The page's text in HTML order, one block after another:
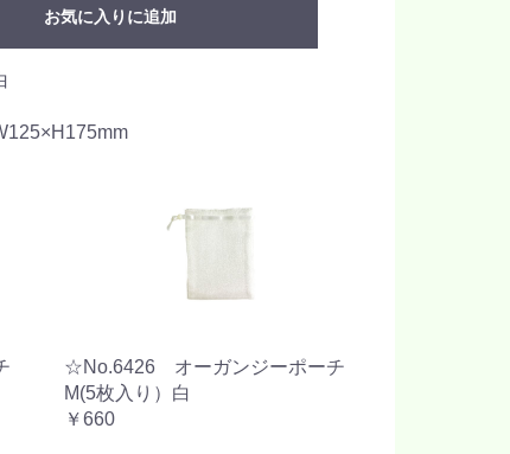
お気に入りに追加
☆No.6426 オーガンジーポーチ
M(5枚入り）白
￥660